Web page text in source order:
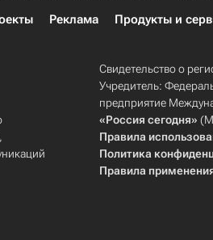
Реклама Продукты и
Свидетельство о
Учредитель:
предприятие
«Россия сегодня»
Правила
Политика
Правила